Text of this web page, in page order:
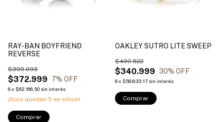
RAY-BAN BOYFRIEND
REVERSE
$372.999
$399.093
7% OFF
6x $62.166,50 sin interés
¡Solo quedan 5 en stock!
Comprar
OAKLEY SUTRO LITE SWEEP
$340.999
$490.522
30% OFF
6x $56.833,17 sin interés
Comprar